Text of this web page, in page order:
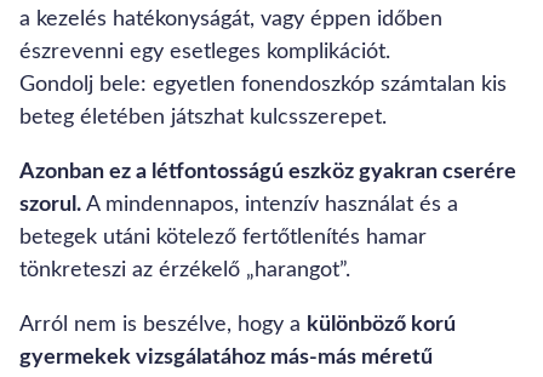
a kezelés hatékonyságát, vagy éppen időben
észrevenni egy esetleges komplikációt.
Gondolj bele: egyetlen fonendoszkóp számtalan kis
beteg életében játszhat kulcsszerepet.
Azonban ez a létfontosságú eszköz gyakran cserére
szorul. A mindennapos, intenzív használat és a
betegek utáni kötelező fertőtlenítés hamar
tönkreteszi az érzékelő „harangot”.
Arról nem is beszélve, hogy a különböző korú
gyermekek vizsgálatához más-más méretű